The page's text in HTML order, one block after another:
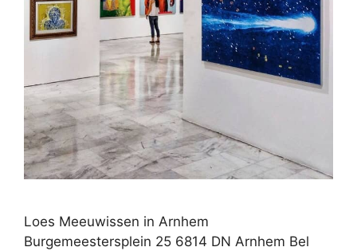
Loes Meeuwissen in Arnhem
Burgemeestersplein 25 6814 DN Arnhem Bel